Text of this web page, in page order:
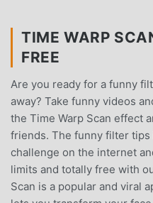
TIME WARP
FREE
Are you ready for a funny
away? Take funny videos
the Time Warp Scan effect
friends. The funny filter
challenge on the internet
limits and totally free with
Scan is a popular and viral